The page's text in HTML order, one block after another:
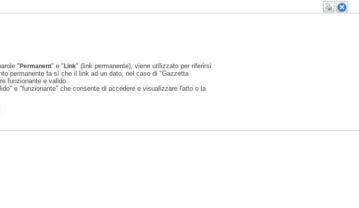
"Permanent" e "Link" (link permanente), viene utilizzato per riferirsi
permanente fa sì che il link ad un dato, nel caso di "Gazzetta
funzionante e valido.
e "funzionante" che consente di accedere e visualizzare l'atto o la